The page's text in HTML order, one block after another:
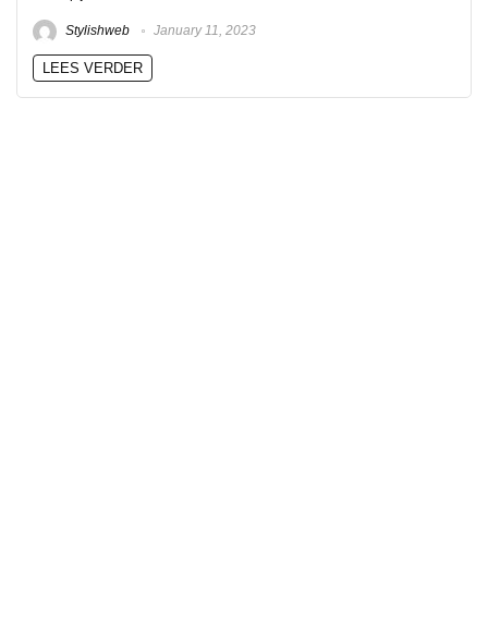
Stylishweb January 11, 2023
LEES VERDER